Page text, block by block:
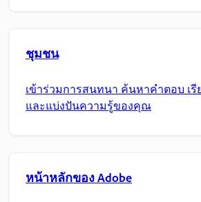
ชุมชน
เข้าร่วมการสนทนา ค้นหาคำตอบ เ
และแบ่งปันความรู้ของคุณ
หน้าหลักของ Adobe